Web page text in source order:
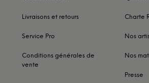
Livraisons et retours
Service Pro
Conditions générales de
vente
Charte
Nos
Nos
Presse